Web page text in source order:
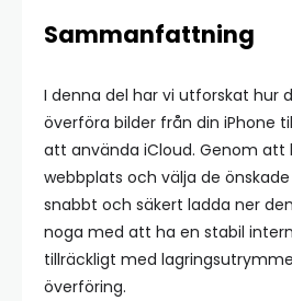
Sammanfattning
I denna del har vi utforskat hur
överföra bilder från din iPhone
att använda iCloud. Genom att
webbplats och välja de
snabbt och säkert ladda ner
noga med att ha en stabil
tillräckligt med
överföring.